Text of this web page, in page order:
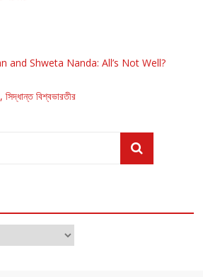
and Shweta Nanda: All’s Not Well?
বিশ্বভারতীর